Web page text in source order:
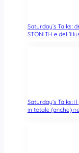
Saturday’s Talks:
STONITH e
Saturday’s Talks:
in totale (anche)